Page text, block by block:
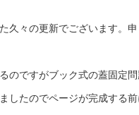
久々の更新でございます。申
のですがブック式の蓋固定
したのでページが完成する